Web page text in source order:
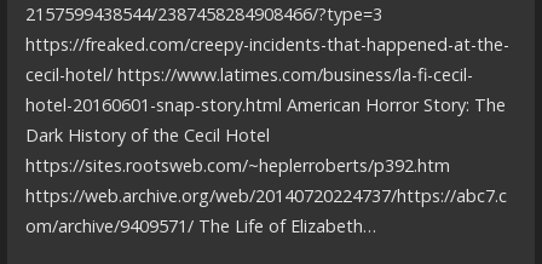
2157599438544/2387458284908466/?type=3
https://freaked.com/creepy-incidents-that-happened-at-the-
cecil-hotel/ https://www.latimes.com/business/la-fi-cecil-
hotel-20160601-snap-story.html American Horror Story: The
Dark History of the Cecil Hotel
https://sites.rootsweb.com/~heplerroberts/p392.htm
https://web.archive.org/web/20140720224737/https://abc7.c
om/archive/9409571/ The Life of Elizabeth…